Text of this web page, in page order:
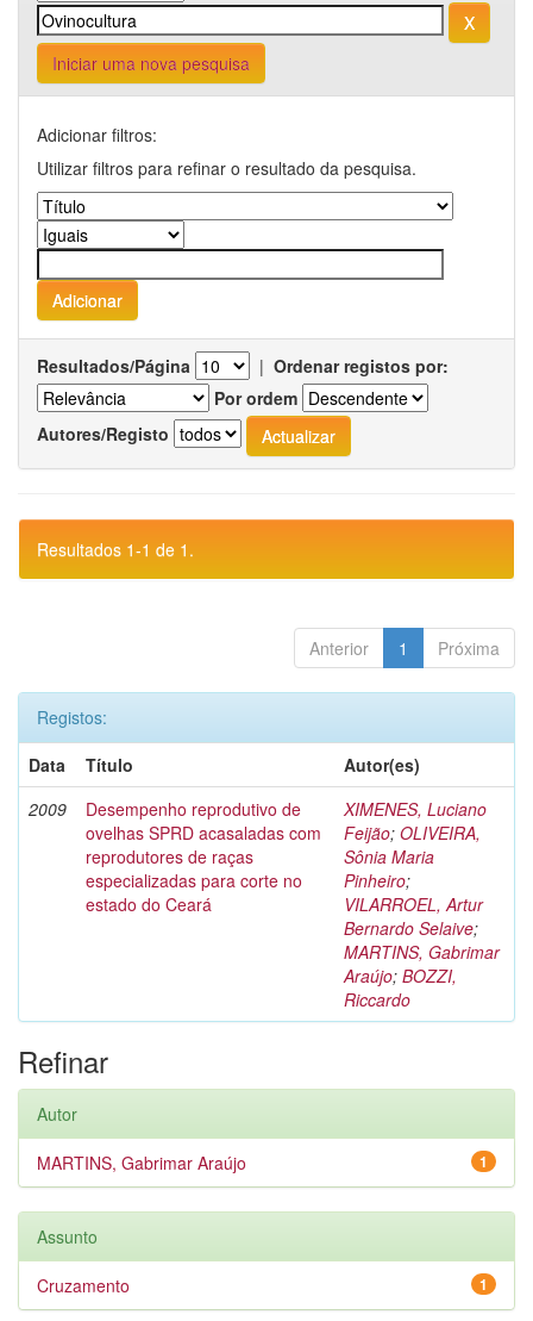
Iniciar uma nova pesquisa
Adicionar filtros:
Utilizar filtros para refinar o resultado da pesquisa.
Resultados/Página | Ordenar registos por:
Por ordem
Autores/Registo
Resultados 1-1 de 1.
Anterior 1 Próxima
Registos:
Data
Título
Autor(es)
2009
Desempenho reprodutivo de
ovelhas SPRD acasaladas com
reprodutores de raças
especializadas para corte no
estado do Ceará
XIMENES, Luciano
Feijão; OLIVEIRA,
Sônia Maria
Pinheiro;
VILARROEL, Artur
Bernardo Selaive;
MARTINS, Gabrimar
Araújo; BOZZI,
Riccardo
Refinar
Autor
1
MARTINS, Gabrimar Araújo
Assunto
1
Cruzamento